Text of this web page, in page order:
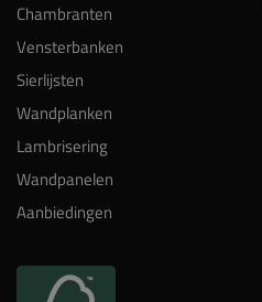
Chambranten
Vensterbanken
Sierlijsten
Wandplanken
Lambrisering
Wandpanelen
Aanbiedingen